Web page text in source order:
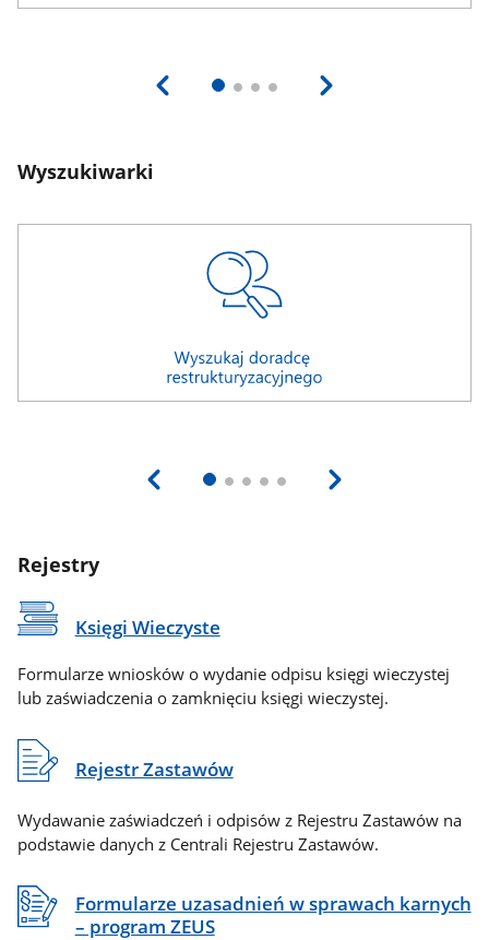
Wyszukiwarki
Rejestry
Księgi Wieczyste
Formularze wniosków o wydanie odpisu księgi wieczystej
lub zaświadczenia o zamknięciu księgi wieczystej.
Rejestr Zastawów
Wydawanie zaświadczeń i odpisów z Rejestru Zastawów na
podstawie danych z Centrali Rejestru Zastawów.
Formularze uzasadnień w sprawach karnych
– program ZEUS